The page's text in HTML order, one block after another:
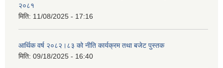
२०८१
मिति: 11/08/2025 - 17:16
आर्थिक वर्ष २०८२।८३ को नीति कार्यक्रम तथा बजेट पुस्तक
मिति: 09/18/2025 - 16:40